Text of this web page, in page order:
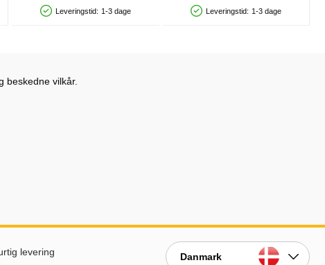
Produkttilgængelighed: På lager
Leveringstid: 1-3 dage
Produkttilgængelighed: På lager
Leveringstid: 1-3 dage
beskedne vilkår.
levering Danmark